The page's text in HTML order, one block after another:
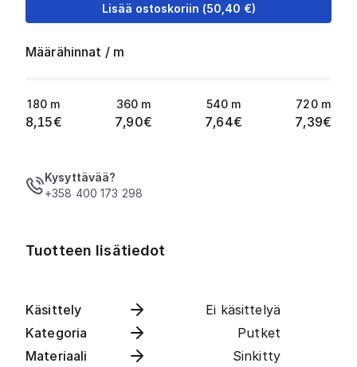
Lisää ostoskoriin (50,40 €)
Määrähinnat / m
180 m
8,15€
360 m
7,90€
540 m
7,64€
720 m
7,39€
Kysyttävää?
+358 400 173 298
Tuotteen lisätiedot
Käsittely
Ei käsittelyä
Kategoria
Putket
Materiaali
Sinkitty